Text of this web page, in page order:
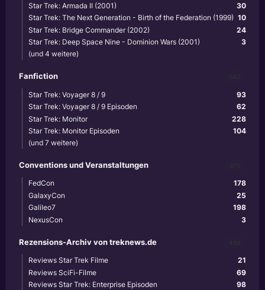
30
Star Trek: Armada II (2001)
10
Star Trek: The Next Generation - Birth of the Federation (1999)
24
Star Trek: Bridge Commander (2002)
3
Star Trek: Deep Space Nine - Dominion Wars (2001)
(und 4 weitere)
Fanfiction
93
Star Trek: Voyager 8 / 9
62
Star Trek: Voyager 8 / 9 Episoden
228
Star Trek: Monitor
104
Star Trek: Monitor Episoden
(und 7 weitere)
Conventions und Veranstaltungen
178
FedCon
25
GalaxyCon
198
Galileo7
3
NexusCon
Rezensions-Archiv von treknews.de
21
Reviews Star Trek Filme
69
Reviews SciFi-Filme
98
Reviews Star Trek: Enterprise Episoden